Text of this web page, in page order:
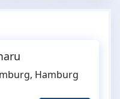
Hamburg